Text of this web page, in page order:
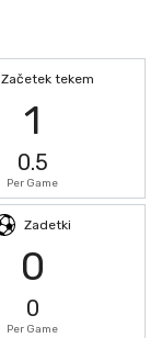
Začetek tekem
1
0.5
Per Game
Zadetki
0
0
Per Game